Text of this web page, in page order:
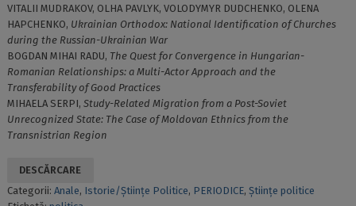
VITALII MUDRAKOV, OLHA PAVLYK, VOLODYMYR DUDCHENKO, OLENA
HAPCHENKO, Ukrainian Orthodox: National Identification of Churches
during the Russian-Ukrainian War
BOGDAN MIHAI RADU, The Quest for Convergence in Hungarian-
Romanian Relationships: a Multi-Actor Approach and the
Transferability of Good Practices
MIHAELA SERPI, Study-Related Migration from a Post-Soviet
Unrecognized State: The Case of Moldovan Ethnics from the
Transnistrian Region
DESCĂRCARE
Categorii: Anale, Istorie/Științe Politice, PERIODICE, Științe politice